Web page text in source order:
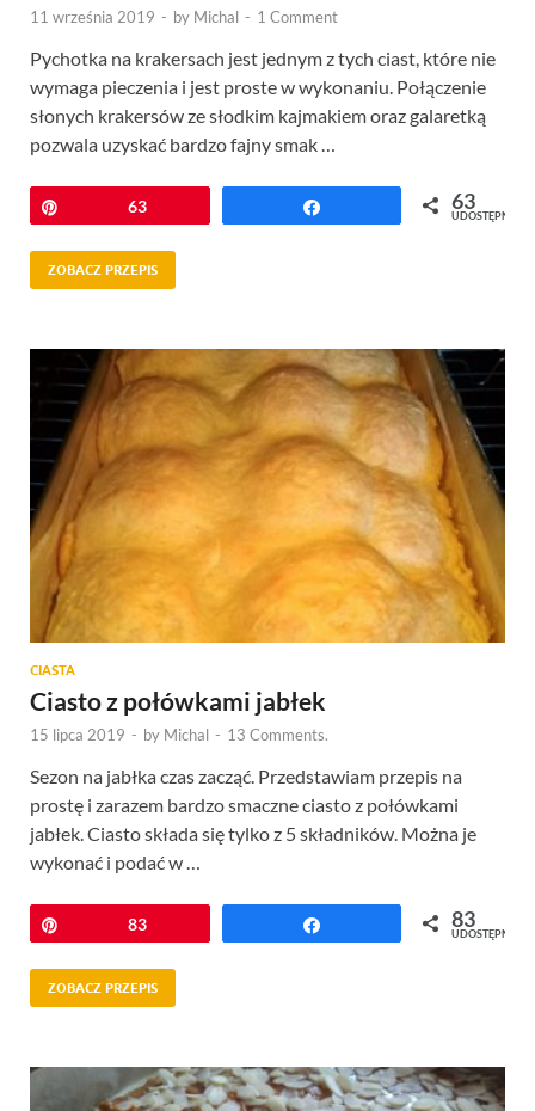
11 września 2019 - by Michal - 1 Comment
Pychotka na krakersach jest jednym z tych ciast, które nie
wymaga pieczenia i jest proste w wykonaniu. Połączenie
słonych krakersów ze słodkim kajmakiem oraz galaretką
pozwala uzyskać bardzo fajny smak …
Przypnij63 63
UDOSTĘPNIEŃ
ZOBACZ PRZEPIS
CIASTA
Ciasto z połówkami jabłek
15 lipca 2019 - by Michal - 13 Comments.
Sezon na jabłka czas zacząć. Przedstawiam przepis na
prostę i zarazem bardzo smaczne ciasto z połówkami
jabłek. Ciasto składa się tylko z 5 składników. Można je
wykonać i podać w …
Przypnij83 83
UDOSTĘPNIEŃ
ZOBACZ PRZEPIS